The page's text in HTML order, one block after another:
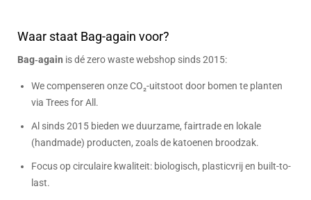
Waar staat Bag-again voor?
Bag‑again is dé zero waste webshop sinds 2015:
We compenseren onze CO₂-uitstoot door bomen te planten
via Trees for All.
Al sinds 2015 bieden we duurzame, fairtrade en lokale
(handmade) producten, zoals de katoenen broodzak.
Focus op circulaire kwaliteit: biologisch, plasticvrij en built-to-
last.